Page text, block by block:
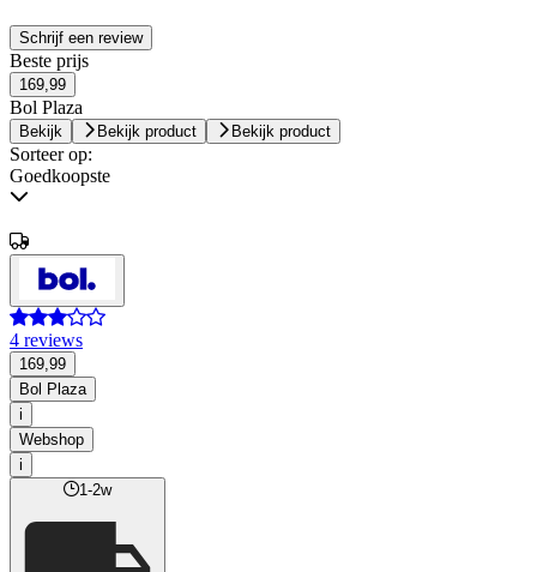
Schrijf een review
Beste prijs
169,99
Bol Plaza
Bekijk Bekijk product Bekijk product
Sorteer op:
Goedkoopste
4 reviews
169,99
Bol Plaza
i
Webshop
i
1-2w